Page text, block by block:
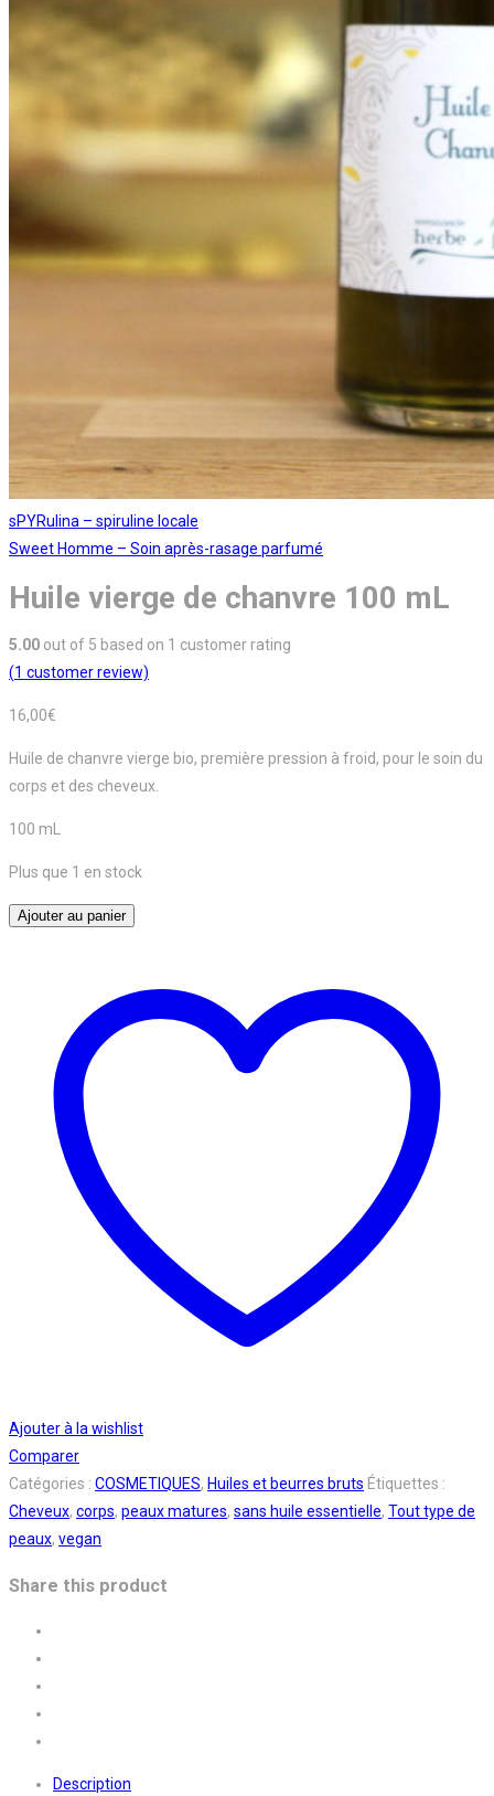
sPYRulina – spiruline locale
Sweet Homme – Soin après-rasage parfumé
Huile vierge de chanvre 100 mL
5.00 out of 5 based on 1 customer rating
(1 customer review)
16,00€
Huile de chanvre vierge bio, première pression à froid, pour le soin du
corps et des cheveux.
100 mL
Plus que 1 en stock
quantité
chanvre
Ajouter au panier
Ajouter à la wishlist
Comparer
Catégories : COSMETIQUES, Huiles et beurres bruts Étiquettes :
Cheveux, corps, peaux matures, sans huile essentielle, Tout type de
peaux, vegan
Share this product
Description